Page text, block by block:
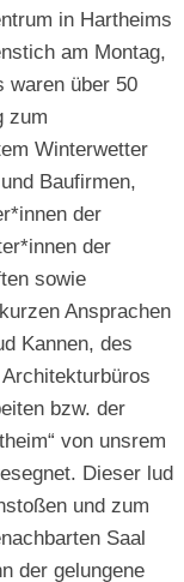
in Hartheims
am Montag,
waren über 50
zum
Winterwetter
Baufirmen,
der
der
sowie
Ansprachen
Kannen, des
bzw. der
von unsrem
Dieser lud
und zum
Saal
der gelungene